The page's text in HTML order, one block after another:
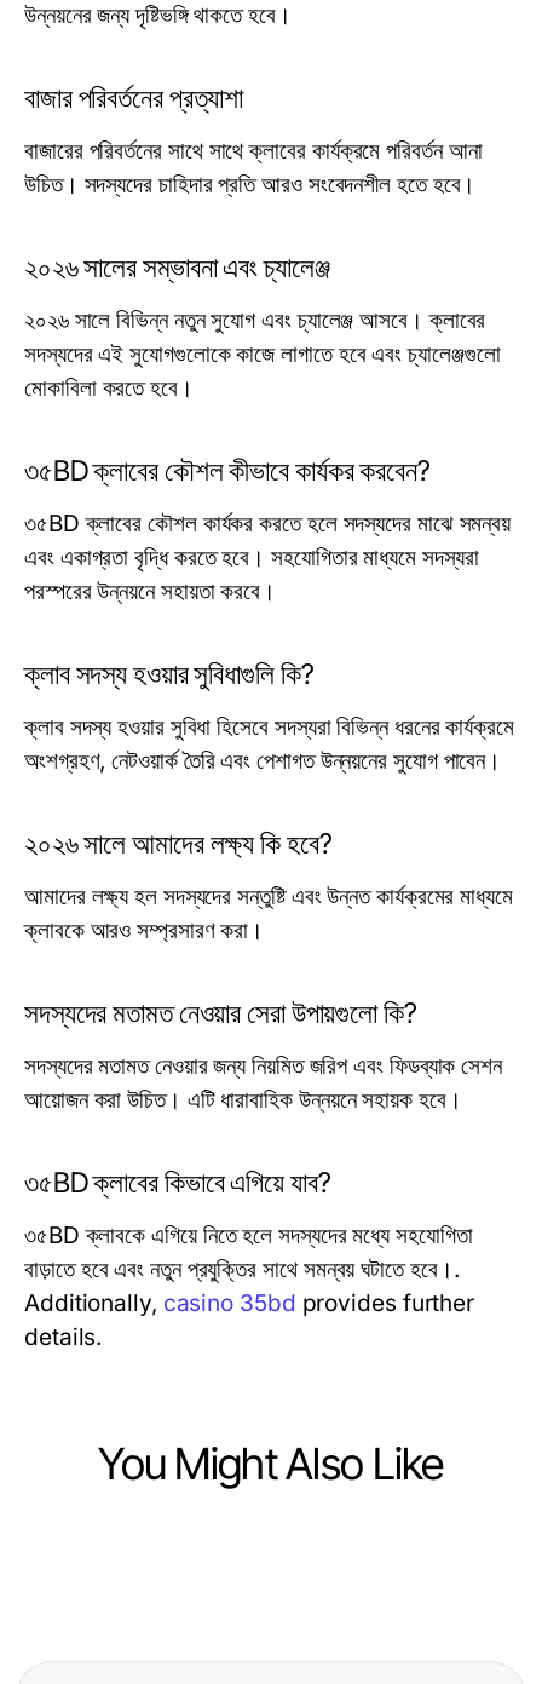
উন্নয়নের জন্য দৃষ্টিভঙ্গি থাকতে হবে।
বাজার পরিবর্তনের প্রত্যাশা
বাজারের পরিবর্তনের সাথে সাথে ক্লাবের কার্যক্রমে পরিবর্তন আনা
উচিত। সদস্যদের চাহিদার প্রতি আরও সংবেদনশীল হতে হবে।
২০২৬ সালের সম্ভাবনা এবং চ্যালেঞ্জ
২০২৬ সালে বিভিন্ন নতুন সুযোগ এবং চ্যালেঞ্জ আসবে। ক্লাবের
সদস্যদের এই সুযোগগুলোকে কাজে লাগাতে হবে এবং চ্যালেঞ্জগুলো
মোকাবিলা করতে হবে।
৩৫BD ক্লাবের কৌশল কীভাবে কার্যকর করবেন?
৩৫BD ক্লাবের কৌশল কার্যকর করতে হলে সদস্যদের মাঝে সমন্বয়
এবং একাগ্রতা বৃদ্ধি করতে হবে। সহযোগিতার মাধ্যমে সদস্যরা
পরস্পরের উন্নয়নে সহায়তা করবে।
ক্লাব সদস্য হওয়ার সুবিধাগুলি কি?
ক্লাব সদস্য হওয়ার সুবিধা হিসেবে সদস্যরা বিভিন্ন ধরনের কার্যক্রমে
অংশগ্রহণ, নেটওয়ার্ক তৈরি এবং পেশাগত উন্নয়নের সুযোগ পাবেন।
২০২৬ সালে আমাদের লক্ষ্য কি হবে?
আমাদের লক্ষ্য হল সদস্যদের সন্তুষ্টি এবং উন্নত কার্যক্রমের মাধ্যমে
ক্লাবকে আরও সম্প্রসারণ করা।
সদস্যদের মতামত নেওয়ার সেরা উপায়গুলো কি?
সদস্যদের মতামত নেওয়ার জন্য নিয়মিত জরিপ এবং ফিডব্যাক সেশন
আয়োজন করা উচিত। এটি ধারাবাহিক উন্নয়নে সহায়ক হবে।
৩৫BD ক্লাবের কিভাবে এগিয়ে যাব?
৩৫BD ক্লাবকে এগিয়ে নিতে হলে সদস্যদের মধ্যে সহযোগিতা
বাড়াতে হবে এবং নতুন প্রযুক্তির সাথে সমন্বয় ঘটাতে হবে।.
Additionally, casino 35bd provides further
details.
You Might Also Like
and Consumer Services
Vad kostar hemstädning? Lär dig